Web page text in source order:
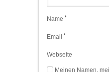
Name *
Email *
Webseite
Meinen Namen,